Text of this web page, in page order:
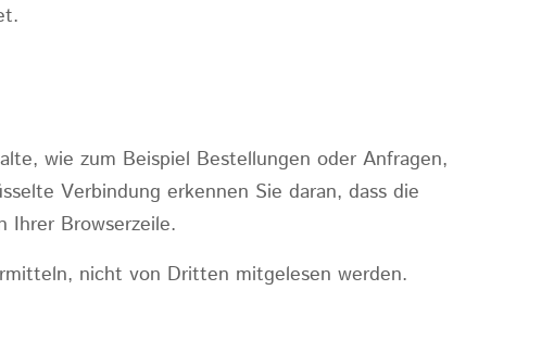
wie zum Beispiel Bestellungen oder Anfragen,
Verbindung erkennen Sie daran, dass die
Ihrer Browserzeile.
nicht von Dritten mitgelesen werden.